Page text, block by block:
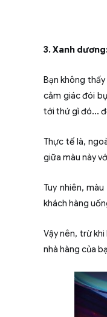
3. Xanh
Bạn không
cảm giác đói
tới thứ gì đó...
Thực tế là,
giữa màu này
Tuy nhiên,
khách hàng
Vậy nên, trừ
nhà hàng của